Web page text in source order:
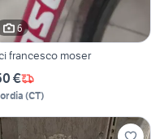
6
francesco moser
€
(CT)